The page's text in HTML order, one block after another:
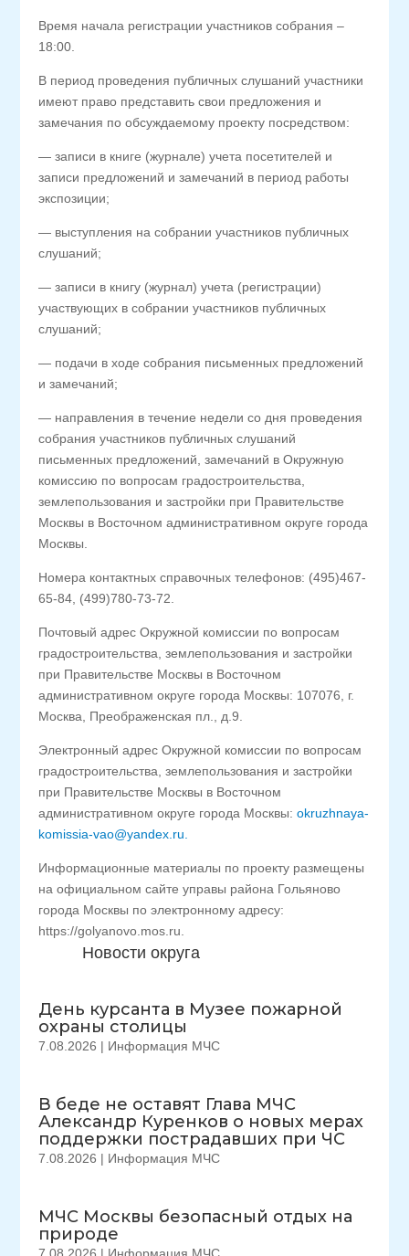
Новости округа
День курсанта в Музее пожарной
охраны столицы
7.08.2026 | Информация МЧС
В беде не оставят Глава МЧС
Александр Куренков о новых мерах
поддержки пострадавших при ЧС
7.08.2026 | Информация МЧС
МЧС Москвы безопасный отдых на
природе
Время начала регистрации участников собрания –
18:00.
В период проведения публичных слушаний участники
имеют право представить свои предложения и
замечания по обсуждаемому проекту посредством:
— записи в книге (журнале) учета посетителей и
записи предложений и замечаний в период работы
экспозиции;
— выступления на собрании участников публичных
слушаний;
— записи в книгу (журнал) учета (регистрации)
участвующих в собрании участников публичных
слушаний;
— подачи в ходе собрания письменных предложений
и замечаний;
— направления в течение недели со дня проведения
собрания участников публичных слушаний
письменных предложений, замечаний в Окружную
комиссию по вопросам градостроительства,
землепользования и застройки при Правительстве
Москвы в Восточном административном округе города
Москвы.
Номера контактных справочных телефонов: (495)467-
65-84, (499)780-73-72.
Почтовый адрес Окружной комиссии по вопросам
градостроительства, землепользования и застройки
при Правительстве Москвы в Восточном
административном округе города Москвы: 107076, г.
Москва, Преображенская пл., д.9.
Электронный адрес Окружной комиссии по вопросам
градостроительства, землепользования и застройки
при Правительстве Москвы в Восточном
административном округе города Москвы:okruzhnaya-
komissia-vao@yandex.ru.
Информационные материалы по проекту размещены
на официальном сайте управы района Гольяново
города Москвы по электронному адресу:
https://golyanovo.mos.ru.